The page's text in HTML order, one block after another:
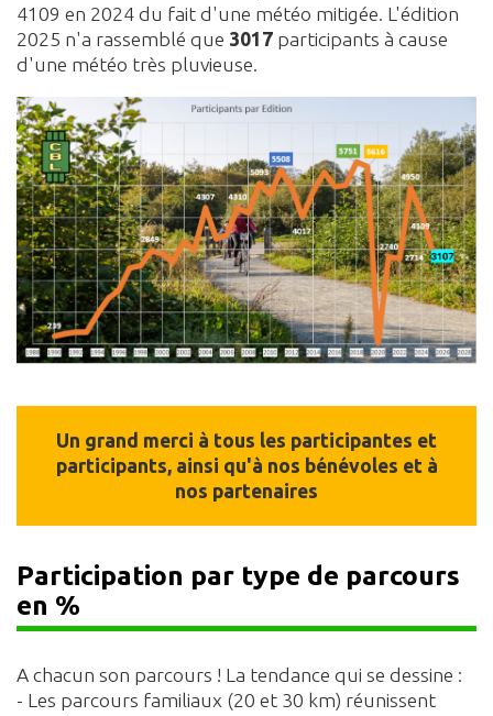
4109 en 2024 du fait d'une météo mitigée. L'édition
2025 n'a rassemblé que 3017 participants à cause
d'une météo très pluvieuse.
Un grand merci à tous les participantes et
participants, ainsi qu'à nos bénévoles et à
nos partenaires
Participation par type de parcours
en %
A chacun son parcours ! La tendance qui se dessine :
- Les parcours familiaux (20 et 30 km) réunissent